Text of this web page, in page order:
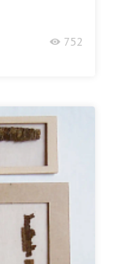
752